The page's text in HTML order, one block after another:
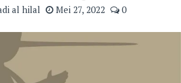
al hilal Mei 27, 2022 0